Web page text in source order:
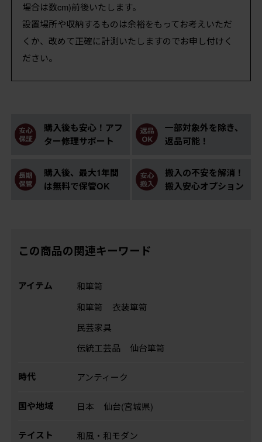
場合は数cm)前後いたします。
設置場所や収納するものは余裕をもってお考えいただ
くか、改めて正確に計測いたしますのでお申し付けく
ださい。
購入後も安心！アフ
ター修理サポート
一部対象外を除き、
返品可能！
購入後、最大1年間
は無料で保管OK
搬入の不安を解消！
搬入安心オプション
この商品の関連キーワード
アイテム
和箪笥
和箪笥
衣装箪笥
民芸家具
伝統工芸品
仙台箪笥
時代 アンティーク
国や地域 日本 仙台(宮城県)
テイスト 和風・和モダン